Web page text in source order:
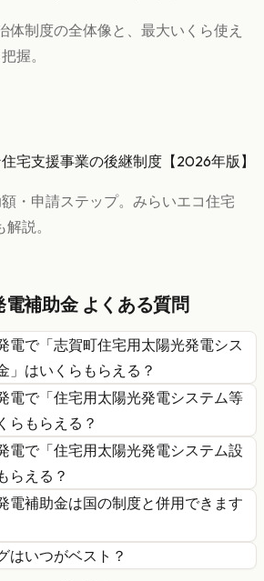
体制度の全体像と、最大いくら使え
握。
宅支援事業の後継制度【2026年版】
・申請ステップ。みらいエコ住宅
説。
電補助金 よくある質問
電で「志賀町住宅用太陽光発電シス
」はいくらもらえる？
電で「住宅用太陽光発電システム等
らもらえる？
電で「住宅用太陽光発電システム設
らえる？
電補助金は国の制度と併用できます
はいつがベスト？